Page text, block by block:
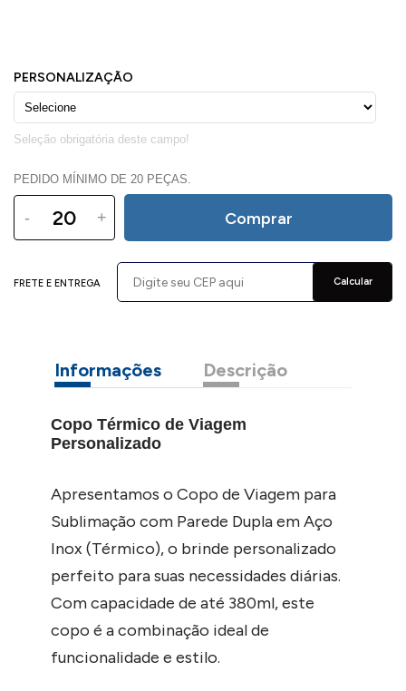
PEDIDO MÍNIMO DE 20 PEÇAS.
- + Comprar
FRETE E ENTREGA Calcular
Informações Descrição
Copo Térmico de Viagem
Personalizado
Apresentamos o Copo de Viagem para
Sublimação com Parede Dupla em Aço
Inox (Térmico), o brinde personalizado
perfeito para suas necessidades diárias.
Com capacidade de até 380ml, este
copo é a combinação ideal de
funcionalidade e estilo.